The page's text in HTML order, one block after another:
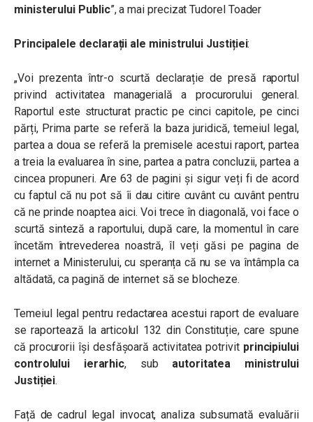
ministerului Public”, a mai precizat Tudorel Toader
Principalele declarații ale ministrului Justiției:
„Voi prezenta într-o scurtă declarație de presă raportul
privind activitatea managerială a procurorului general.
Raportul este structurat practic pe cinci capitole, pe cinci
părți, Prima parte se referă la baza juridică, temeiul legal,
partea a doua se referă la premisele acestui raport, partea
a treia la evaluarea în sine, partea a patra concluzii, partea a
cincea propuneri. Are 63 de pagini și sigur veți fi de acord
cu faptul că nu pot să îi dau citire cuvânt cu cuvânt pentru
că ne prinde noaptea aici. Voi trece în diagonală, voi face o
scurtă sinteză a raportului, după care, la momentul în care
încetăm întrevederea noastră, îl veți găsi pe pagina de
internet a Ministerului, cu speranța că nu se va întâmpla ca
altădată, ca pagină de internet să se blocheze.
Temeiul legal pentru redactarea acestui raport de evaluare
se raportează la articolul 132 din Constituție, care spune
că procurorii își desfășoară activitatea potrivit principiului
controlului ierarhic, sub autoritatea ministrului
Justiției.
Față de cadrul legal invocat, analiza subsumată evaluării